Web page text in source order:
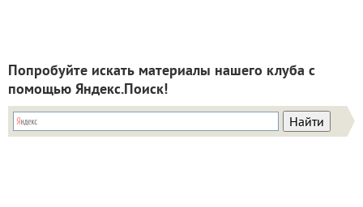
Попробуйте искать материалы нашего клуба с
помощью Яндекс.Поиск!